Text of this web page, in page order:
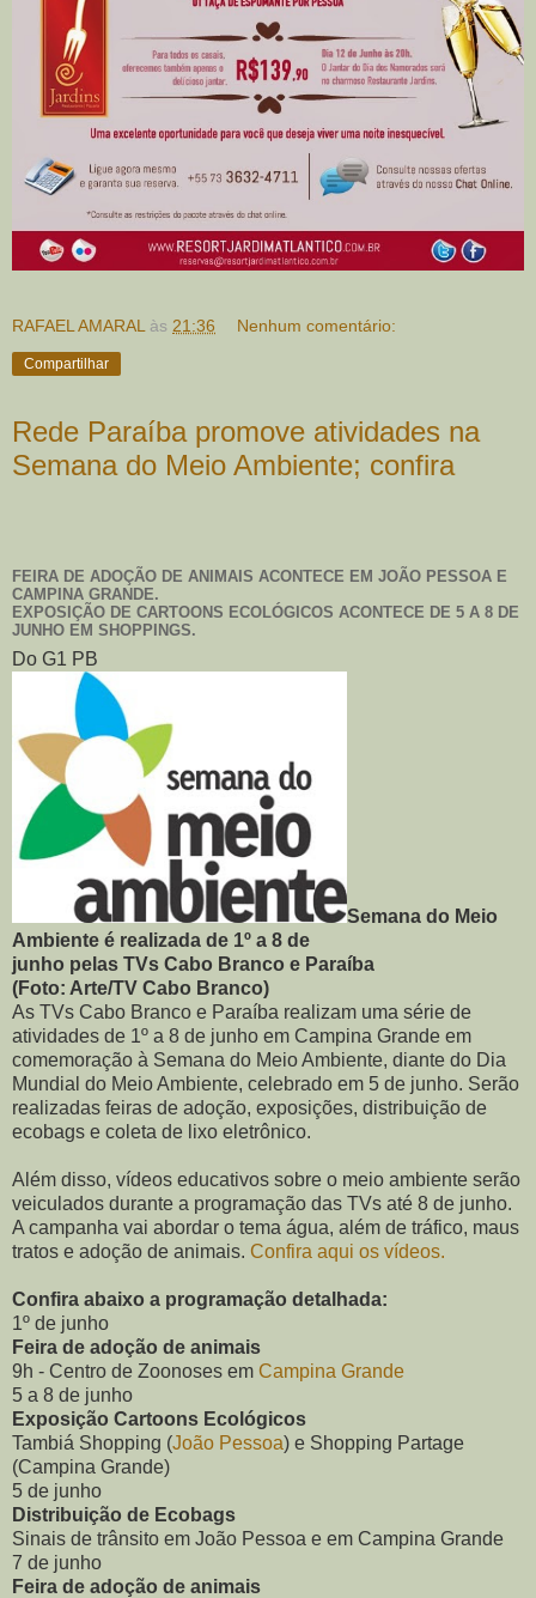
RAFAEL AMARAL às 21:36 Nenhum comentário:
Compartilhar
Rede Paraíba promove atividades na
Semana do Meio Ambiente; confira
FEIRA DE ADOÇÃO DE ANIMAIS ACONTECE EM JOÃO PESSOA E
CAMPINA GRANDE.
EXPOSIÇÃO DE CARTOONS ECOLÓGICOS ACONTECE DE 5 A 8 DE
JUNHO EM SHOPPINGS.
Do G1 PB
Semana do Meio
Ambiente é realizada de 1º a 8 de
junho pelas TVs Cabo Branco e Paraíba
(Foto: Arte/TV Cabo Branco)
As TVs Cabo Branco e Paraíba realizam uma série de
atividades de 1º a 8 de junho em Campina Grande em
comemoração à Semana do Meio Ambiente, diante do Dia
Mundial do Meio Ambiente, celebrado em 5 de junho. Serão
realizadas feiras de adoção, exposições, distribuição de
ecobags e coleta de lixo eletrônico.
Além disso, vídeos educativos sobre o meio ambiente serão
veiculados durante a programação das TVs até 8 de junho.
A campanha vai abordar o tema água, além de tráfico, maus
tratos e adoção de animais. Confira aqui os vídeos.
Confira abaixo a programação detalhada:
1º de junho
Feira de adoção de animais
9h - Centro de Zoonoses em Campina Grande
5 a 8 de junho
Exposição Cartoons Ecológicos
Tambiá Shopping (João Pessoa) e Shopping Partage
(Campina Grande)
5 de junho
Distribuição de Ecobags
Sinais de trânsito em João Pessoa e em Campina Grande
7 de junho
Feira de adoção de animais